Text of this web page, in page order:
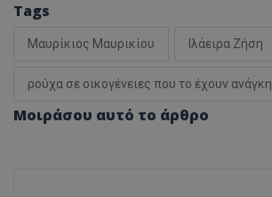
Tags
Μαυρίκιος Μαυρικίου Ιλάειρα Ζήση
ρούχα σε οικογένειες που το έχουν ανάγκη
Μοιράσου αυτό το άρθρο